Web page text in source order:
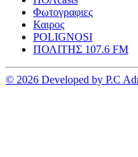
Φωτογραφιες
Καιρος
POLIGNOSI
ΠΟΛΙΤΗΣ 107.6 FM
© 2026 Developed by P.C